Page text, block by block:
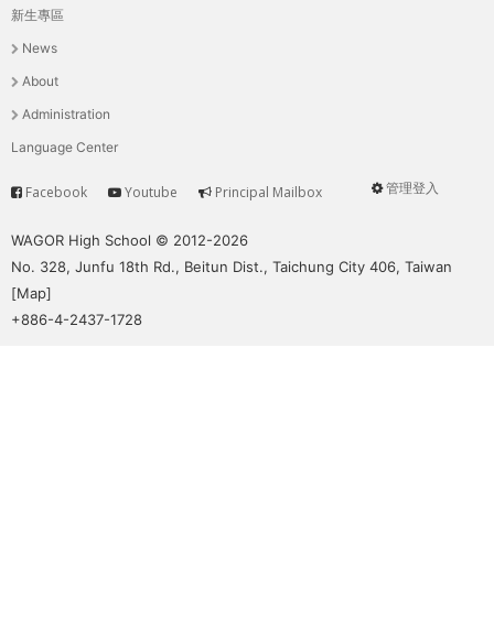
YOU
ON
PATH
TO
GLOBAL
主
選
單
新生專區
News
About
Administration
Language Center
User
管理登入
Service
Facebook Youtube Principal Mailbox
WAGOR High School © 2012-2026
No. 328, Junfu 18th Rd., Beitun Dist., Taichung City 406, Taiwan
[Map]
+886-4-2437-1728